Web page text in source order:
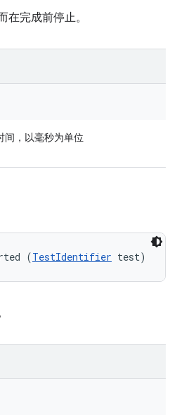
完成前停止。
间，以毫秒为单位
(TestIdentifier test)